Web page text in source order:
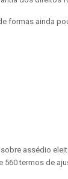
formas ainda
assédio
560 termos de